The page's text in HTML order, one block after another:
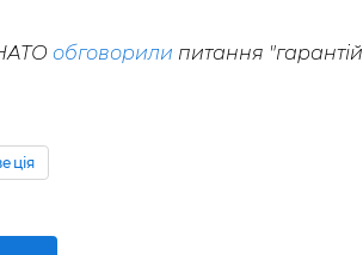
обговорили питання "гарантій